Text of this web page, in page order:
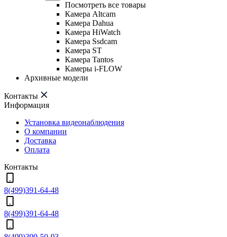
Посмотреть все товары
Камера Altcam
Камера Dahua
Камера HiWatch
Камера Ssdcam
Камера ST
Камера Tantos
Камеры i-FLOW
Архивные модели
Контакты
Информация
Установка видеонаблюдения
О компании
Доставка
Оплата
Контакты
8(499)391-64-48
8(499)391-64-48